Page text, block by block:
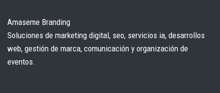
Amaseme Branding
Soluciones de marketing digital, seo, servicios ia, desarrollos
web, gestión de marca, comunicación y organización de
eventos.